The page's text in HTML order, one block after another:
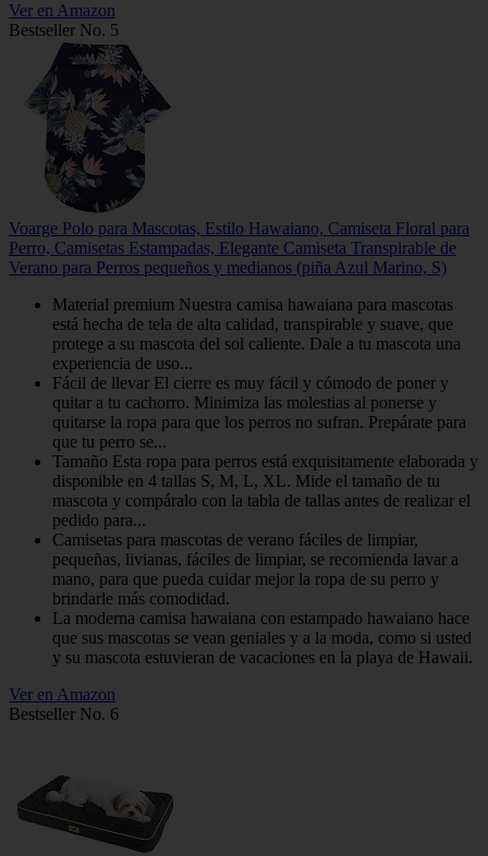
Ver en Amazon
Bestseller No. 5
Voarge Polo para Mascotas, Estilo Hawaiano, Camiseta Floral para
Perro, Camisetas Estampadas, Elegante Camiseta Transpirable de
Verano para Perros pequeños y medianos (piña Azul Marino, S)
Material premium Nuestra camisa hawaiana para mascotas
está hecha de tela de alta calidad, transpirable y suave, que
protege a su mascota del sol caliente. Dale a tu mascota una
experiencia de uso...
Fácil de llevar El cierre es muy fácil y cómodo de poner y
quitar a tu cachorro. Minimiza las molestias al ponerse y
quitarse la ropa para que los perros no sufran. Prepárate para
que tu perro se...
Tamaño Esta ropa para perros está exquisitamente elaborada y
disponible en 4 tallas S, M, L, XL. Mide el tamaño de tu
mascota y compáralo con la tabla de tallas antes de realizar el
pedido para...
Camisetas para mascotas de verano fáciles de limpiar,
pequeñas, livianas, fáciles de limpiar, se recomienda lavar a
mano, para que pueda cuidar mejor la ropa de su perro y
brindarle más comodidad.
La moderna camisa hawaiana con estampado hawaiano hace
que sus mascotas se vean geniales y a la moda, como si usted
y su mascota estuvieran de vacaciones en la playa de Hawaii.
Ver en Amazon
Bestseller No. 6